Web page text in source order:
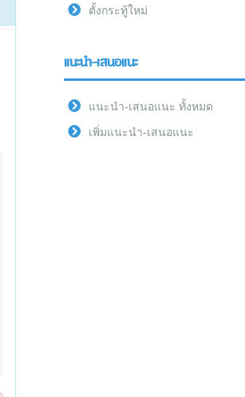
ตั้งกระทู้ใหม่
แนะนำ-เสนอแนะ
แนะนำ-เสนอแนะ ทั้งหมด
เพิ่มแนะนำ-เสนอแนะ